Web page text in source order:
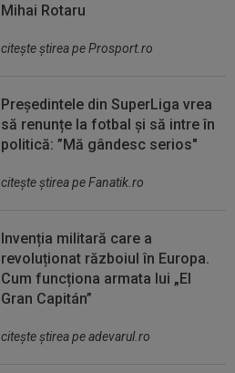
Mihai Rotaru
citeşte ştirea pe Prosport.ro
Președintele din SuperLiga vrea
să renunțe la fotbal și să intre în
politică: ”Mă gândesc serios"
citeşte ştirea pe Fanatik.ro
Invenția militară care a
revoluționat războiul în Europa.
Cum funcționa armata lui „El
Gran Capitán”
citeşte ştirea pe adevarul.ro